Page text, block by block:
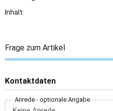
Inhalt:
Frage zum Artikel
Kontaktdaten
Anrede - optionale Angabe